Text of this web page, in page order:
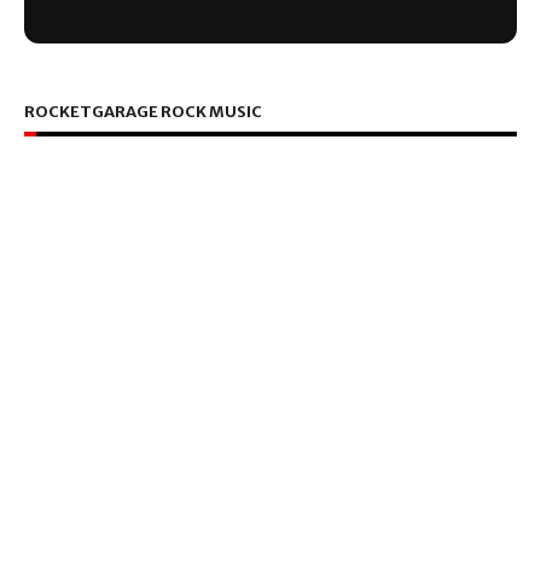
ROCKETGARAGE ROCK MUSIC